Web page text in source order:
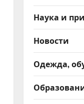
Наука и
Новости
Одежда,